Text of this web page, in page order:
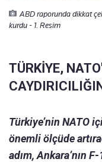
ABD raporunda dikkat
kurdu - 1. Resim
TÜRKİYE,
Türkiye’nin NATO
önemli ölçüde
adım, Ankara’nın